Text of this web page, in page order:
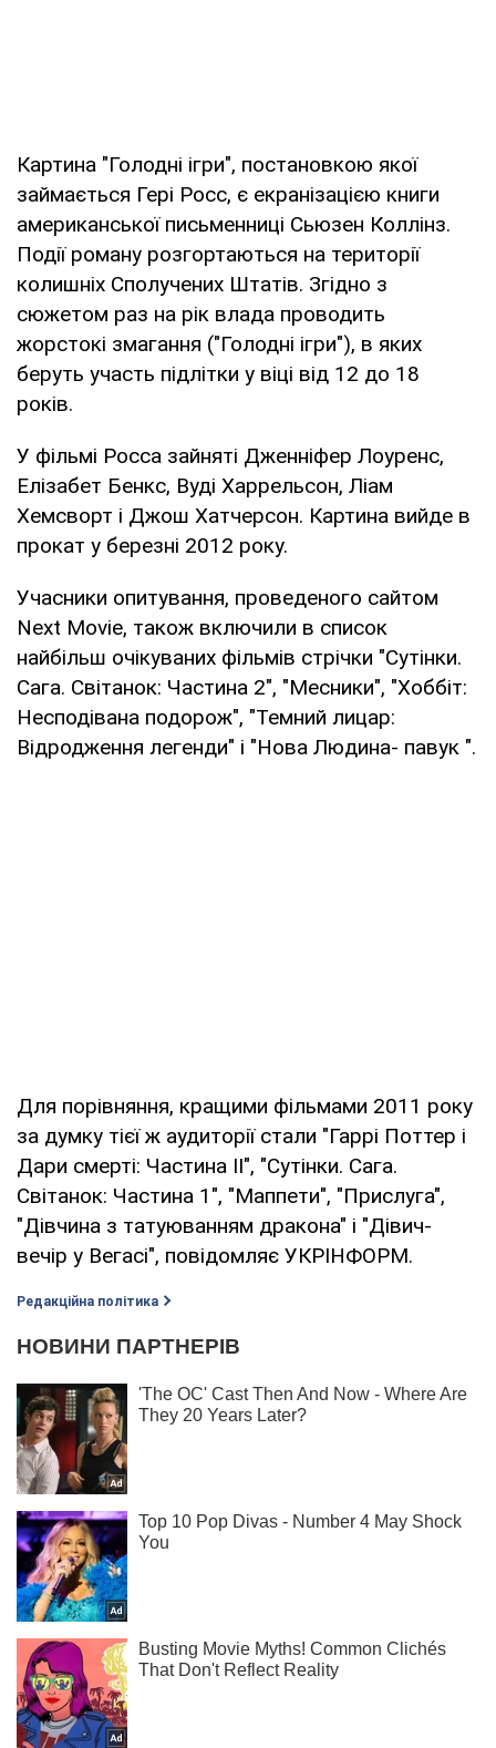
Картина "Голодні ігри", постановкою якої
займається Гері Росс, є екранізацією книги
американської письменниці Сьюзен Коллінз.
Події роману розгортаються на території
колишніх Сполучених Штатів. Згідно з
сюжетом раз на рік влада проводить
жорстокі змагання ("Голодні ігри"), в яких
беруть участь підлітки у віці від 12 до 18
років.
У фільмі Росса зайняті Дженніфер Лоуренс,
Елізабет Бенкс, Вуді Харрельсон, Ліам
Хемсворт і Джош Хатчерсон. Картина вийде в
прокат у березні 2012 року.
Учасники опитування, проведеного сайтом
Next Movie, також включили в список
найбільш очікуваних фільмів стрічки "Сутінки.
Сага. Світанок: Частина 2", "Месники", "Хоббіт:
Несподівана подорож", "Темний лицар:
Відродження легенди" і "Нова Людина- павук ".
Для порівняння, кращими фільмами 2011 року
за думку тієї ж аудиторії стали "Гаррі Поттер і
Дари смерті: Частина II", "Сутінки. Сага.
Світанок: Частина 1", "Маппети", "Прислуга",
"Дівчина з татуюванням дракона" і "Дівич-
вечір у Вегасі", повідомляє УКРІНФОРМ.
Редакційна політика